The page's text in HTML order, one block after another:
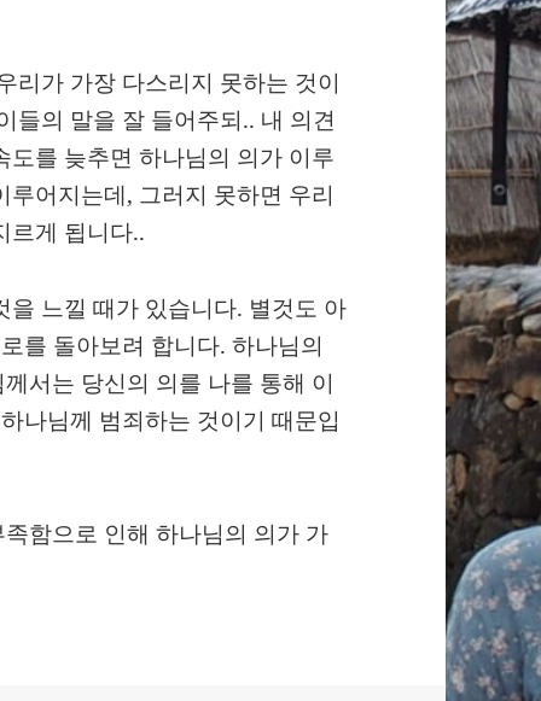
리가 가장 다스리지 못하는 것이
들의 말을 잘 들어주되.. 내 의견
를 늦추면 하나님의 의가 이루
어지는데, 그러지 못하면 우리
르게 됩니다..
느낄 때가 있습니다. 별것도 아
를 돌아보려 합니다. 하나님의
서는 당신의 의를 나를 통해 이
나님께 범죄하는 것이기 때문입
함으로 인해 하나님의 의가 가